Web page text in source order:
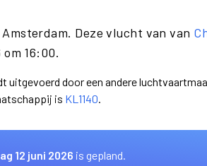
Deze vlucht van van
16:00.
door een andere
is KL1140.
12 juni 2026 is gepland.